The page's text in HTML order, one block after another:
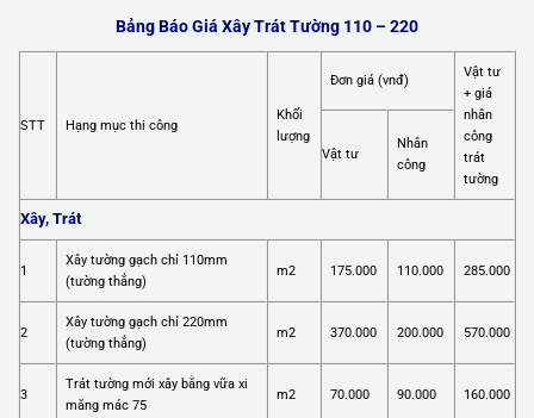
Bảng Báo Giá Xây Trát Tường 110 – 220
STT Hạng mục thi công
Khối
lượng
Đơn giá (vnđ)
Vật tư
+ giá
nhân
công
trát
tường
Vật tư
Nhân
công
Xây, Trát
1
Xây tường gạch chỉ 110mm
(tường thẳng)
m2 175.000 110.000 285.000
2
Xây tường gạch chỉ 220mm
(tường thẳng)
m2 370.000 200.000 570.000
3
Trát tường mới xây bằng vữa xi
măng mác 75
m2 70.000 90.000 160.000